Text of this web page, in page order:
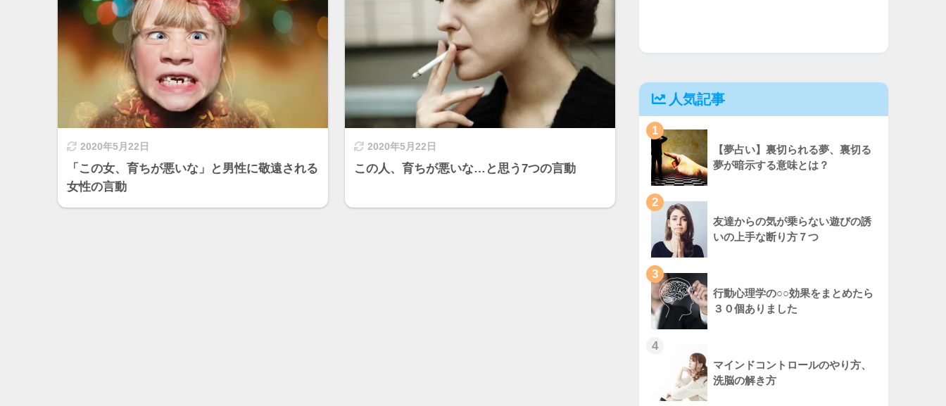
2020年5月22日
「この女、育ちが悪いな」と男性に敬遠される
女性の言動
2020年5月22日
この人、育ちが悪いな…と思う7つの言動
人気記事
1
【夢占い】裏切られる夢、裏切る
夢が暗示する意味とは？
2
友達からの気が乗らない遊びの誘
いの上手な断り方７つ
3
行動心理学の○○効果をまとめたら
３０個ありました
4
マインドコントロールのやり方、
洗脳の解き方